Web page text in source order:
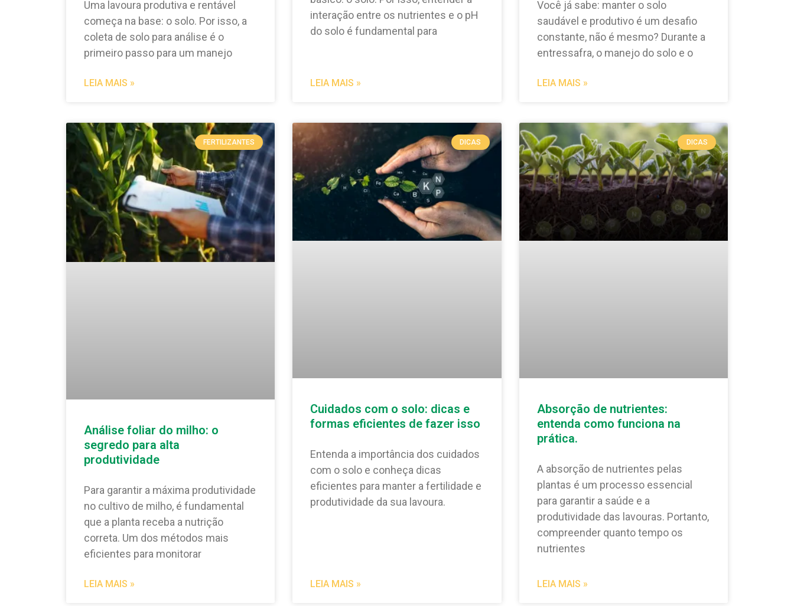
Uma lavoura produtiva e rentável
começa na base: o solo. Por isso, a
coleta de solo para análise é o
primeiro passo para um manejo
LEIA MAIS »
interação entre os nutrientes e o pH
do solo é fundamental para
LEIA MAIS »
Você já sabe: manter o solo
saudável e produtivo é um desafio
constante, não é mesmo? Durante a
entressafra, o manejo do solo e o
LEIA MAIS »
FERTILIZANTES
Análise foliar do milho: o
segredo para alta
produtividade
Para garantir a máxima produtividade
no cultivo de milho, é fundamental
que a planta receba a nutrição
correta. Um dos métodos mais
eficientes para monitorar
LEIA MAIS »
DICAS
Cuidados com o solo: dicas e
formas eficientes de fazer isso
Entenda a importância dos cuidados
com o solo e conheça dicas
eficientes para manter a fertilidade e
produtividade da sua lavoura.
LEIA MAIS »
DICAS
Absorção de nutrientes:
entenda como funciona na
prática.
A absorção de nutrientes pelas
plantas é um processo essencial
para garantir a saúde e a
produtividade das lavouras. Portanto,
compreender quanto tempo os
nutrientes
LEIA MAIS »